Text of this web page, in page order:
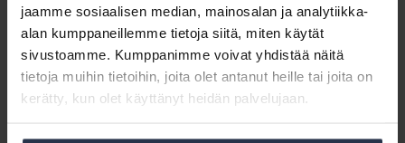
jaamme sosiaalisen median, mainosalan ja analytiikka-
alan kumppaneillemme tietoja siitä, miten käytät
sivustoamme. Kumppanimme voivat yhdistää näitä
tietoja muihin tietoihin, joita olet antanut heille tai joita on
kerätty, kun olet käyttänyt heidän palvelujaan.
Toimiston
väki
tutuksi: